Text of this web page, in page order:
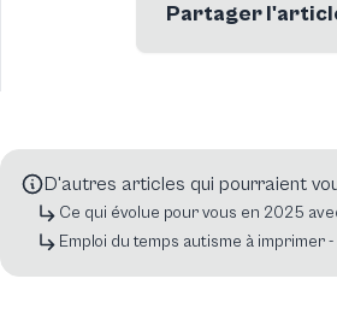
Partager
D'autres articles qui pourraient
Ce qui évolue pour vous en 2025
Emploi du temps autisme à imprimer